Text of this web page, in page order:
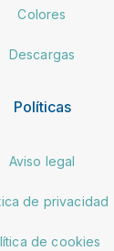
Colores
Descargas
Políticas
Aviso legal
de privacidad
de cookies